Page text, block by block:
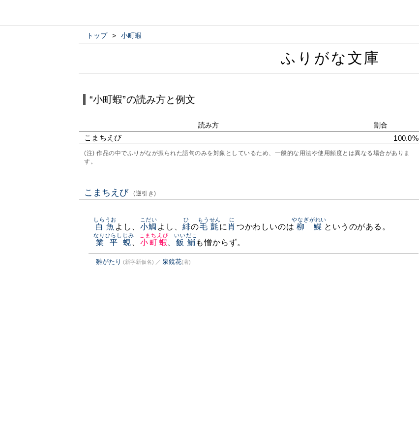
トップ > 小町蝦
ふりがな文庫
“小町蝦”の読み方と例文
読み方 割合
こまちえび 100.0%
(注) 作品の中でふりがなが振られた語句のみを対象としているため、一般的な用法や使用頻度とは異なる場合がありま
す。
こまちえび (逆引き)
白魚
しらうお
よし、 小鯛
こだい
よし、 緋
ひ
の毛氈
もうせん
に 肖
に
つかわしいのは 柳鰈
やなぎがれい
というのがある。
業平蜆
なりひらしじみ
小町蝦
こまちえび
飯鮹
いいだこ
も憎からず。
雛がたり (新字新仮名) ／ 泉鏡花(著)